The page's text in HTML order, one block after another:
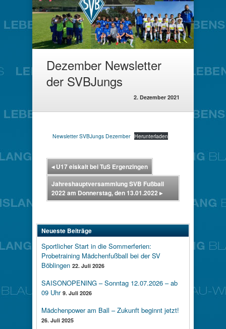
Dezember Newsletter
der SVBJungs
2. Dezember 2021
Newsletter SVBJungs Dezember Herunterladen
◂U17 eiskalt bei TuS Ergenzingen
Jahreshauptversammlung SVB Fußball
2022 am Donnerstag, den 13.01.2022 ▸
Neueste Beiträge
Sportlicher Start in die Sommerferien:
Probetraining Mädchenfußball bei der SV
Böblingen 22. Juli 2026
SAISONOPENING – Sonntag 12.07.2026 – ab
09 Uhr 9. Juli 2026
Mädchenpower am Ball – Zukunft beginnt jetzt!
26. Juli 2025